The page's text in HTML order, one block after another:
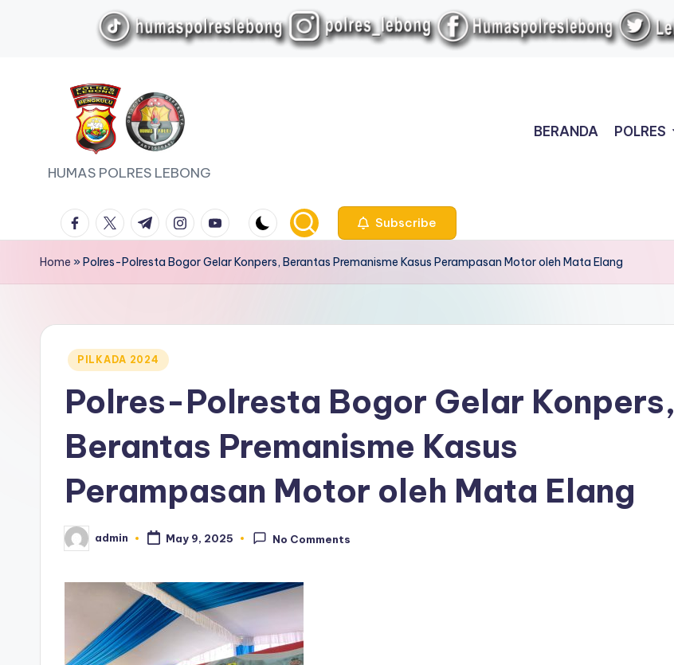
HUMAS POLRES LEBONG
BERANDA POLRES
facebook.com
twitter.com
t.me instagram.com
youtube.com Subscribe
Home »Polres-Polresta Bogor Gelar Konpers, Berantas Premanisme Kasus Perampasan Motor oleh Mata Elang
Posted
PILKADA 2024
Polres-Polresta Bogor Gelar Konpers,
Berantas Premanisme Kasus
Perampasan Motor oleh Mata Elang
Posted
by
admin May 9, 2025 No Comments